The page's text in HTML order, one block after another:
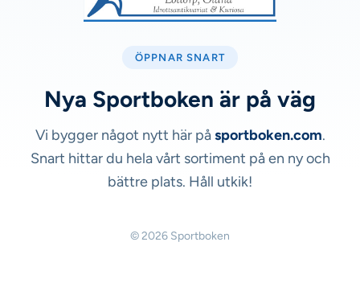
ÖPPNAR SNART
Nya Sportboken är på väg
Vi bygger något nytt här påsportboken.com.
Snart hittar du hela vårt sortiment på en ny och
bättre plats. Håll utkik!
© 2026 Sportboken